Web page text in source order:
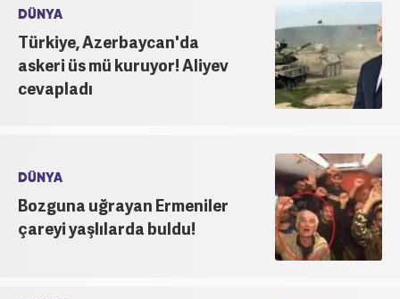
DÜNYA
Türkiye, Azerbaycan'da
askeri üs mü kuruyor! Aliyev
cevapladı
DÜNYA
Bozguna uğrayan Ermeniler
çareyi yaşlılarda buldu!